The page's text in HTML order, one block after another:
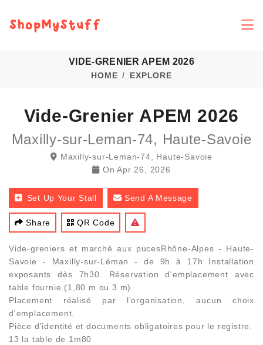
VIDE-GRENIER APEM 2026
HOME EXPLORE
Vide-Grenier APEM 2026
Maxilly-sur-Leman-74, Haute-Savoie
Maxilly-sur-Leman-74, Haute-Savoie
On Apr 26, 2026
Set Up Your Stall Send A Message
Share QR Code
Vide-greniers et marché aux pucesRhône-Alpes - Haute-
Savoie - Maxilly-sur-Léman - de 9h à 17h Installation
exposants dès 7h30. Réservation d'emplacement avec
table fournie (1,80 m ou 3 m).
Placement réalisé par l'organisation, aucun choix
d'emplacement.
Pièce d'identité et documents obligatoires pour le registre.
13 la table de 1m80